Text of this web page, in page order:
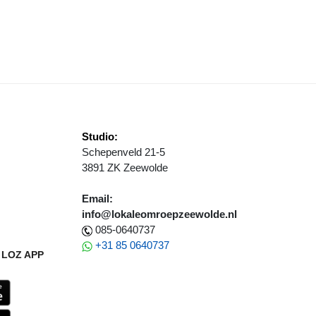
APP
Studio:
Schepenveld 21-5
3891 ZK Zeewolde
Email:
info@lokaleomroepzeewolde.nl
085-0640737
+31 85 0640737